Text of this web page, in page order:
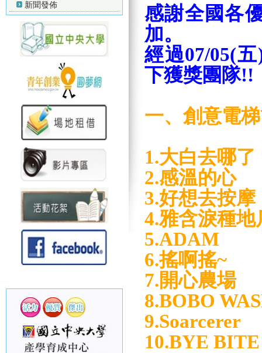
新聞發佈
感謝全國各
加。
經過07/05(
下獲獎團隊!!
一、創意電
1.大白去哪了
2.感溫的心
3.好想去按摩
4.雅含淚種地
5.ADAM
6.搖啊搖~
7.開心農場
8.BOBO
9.Soarcerer
10.BYE BITE